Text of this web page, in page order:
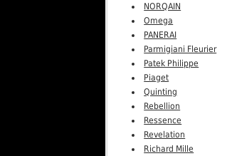
NORQAIN
Omega
PANERAI
Parmigiani Fleurier
Patek Philippe
Piaget
Quinting
Rebellion
Ressence
Revelation
Richard Mille